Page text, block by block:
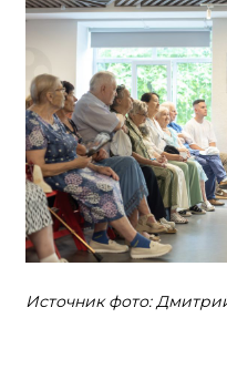
Источник фото: